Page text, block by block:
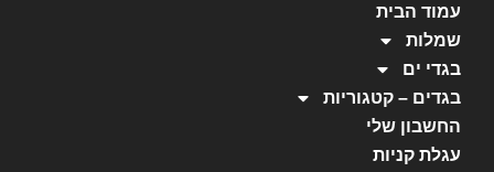
עמוד הבית
שמלות
בגדי ים
בגדים – קטגוריות
החשבון שלי
עגלת קניות